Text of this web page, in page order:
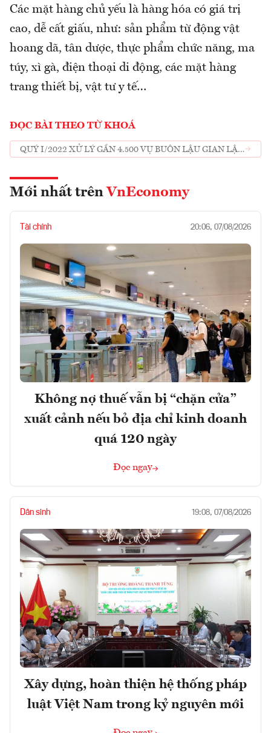
Các mặt hàng chủ yếu là hàng hóa có giá trị
cao, dễ cất giấu, như: sản phẩm từ động vật
hoang dã, tân dược, thực phẩm chức năng, ma
túy, xì gà, điện thoại di động, các mặt hàng
trang thiết bị, vật tư y tế…
ĐỌC BÀI THEO TỪ KHOÁ
QUÝ I/2022 XỬ LÝ GẦN 4.500 VỤ BUÔN LẬU GIAN LẬN
Mới nhất trên VnEconomy
Tài chính 20:06, 07/08/2026
Không nợ thuế vẫn bị “chặn cửa”
xuất cảnh nếu bỏ địa chỉ kinh doanh
quá 120 ngày
Đọc ngay
Dân sinh 19:08, 07/08/2026
Xây dựng, hoàn thiện hệ thống pháp
luật Việt Nam trong kỷ nguyên mới